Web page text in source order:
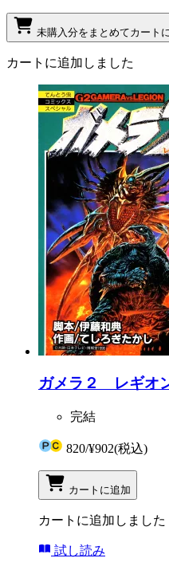
未購入分をまとめてカート
カートに追加しました
ガメラ２ レギオ
完結
820/¥902(税込)
カートに追加
カートに追加しました
試し読み